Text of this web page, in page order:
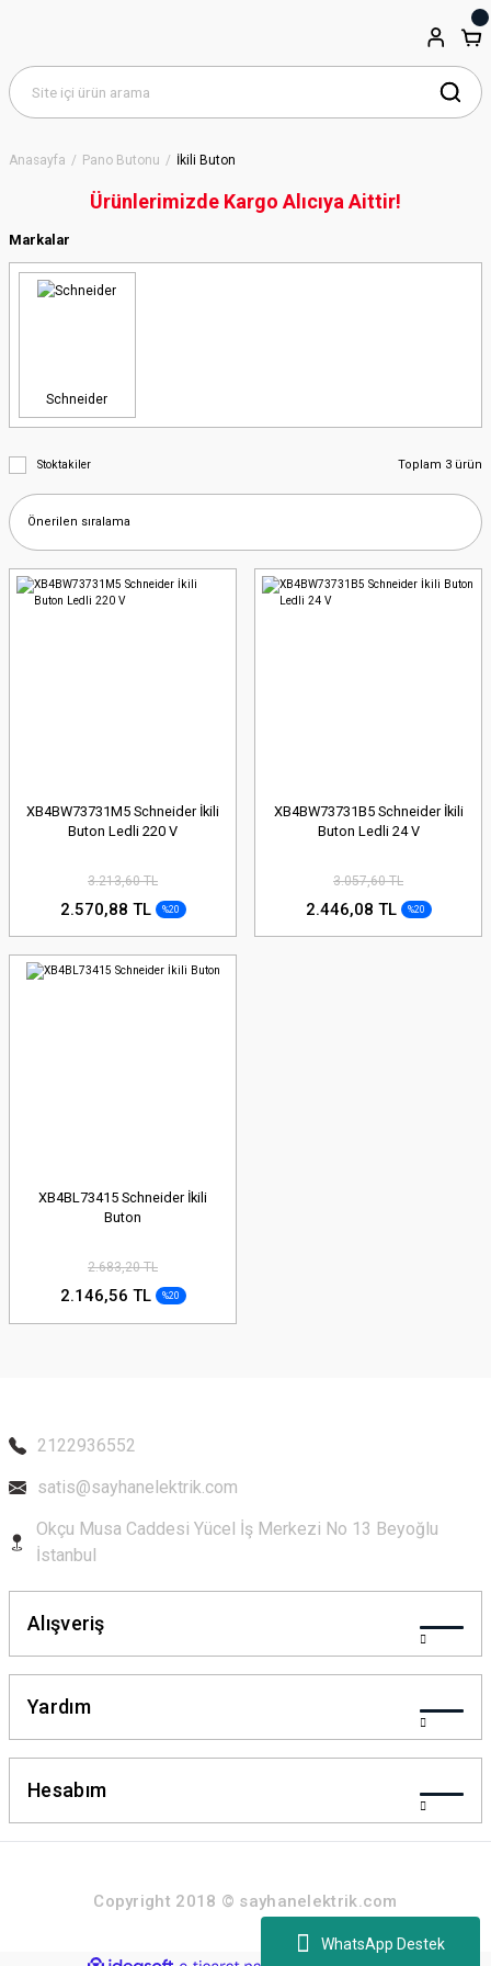
WhatsApp Destek
Anasayfa Pano Butonu İkili Buton
Ürünlerimizde Kargo Alıcıya Aittir!
Markalar
Schneider
Stoktakiler Toplam 3 ürün
XB4BW73731M5 Schneider İkili
Buton Ledli 220 V
3.213,60 TL
2.570,88 TL %20
XB4BW73731B5 Schneider İkili
Buton Ledli 24 V
3.057,60 TL
2.446,08 TL %20
XB4BL73415 Schneider İkili
Buton
2.683,20 TL
2.146,56 TL %20
2122936552
satis@sayhanelektrik.com
Okçu Musa Caddesi Yücel İş Merkezi No 13 Beyoğlu
İstanbul
Alışveriş
Yardım
Hesabım
Copyright 2018 © sayhanelektrik.com